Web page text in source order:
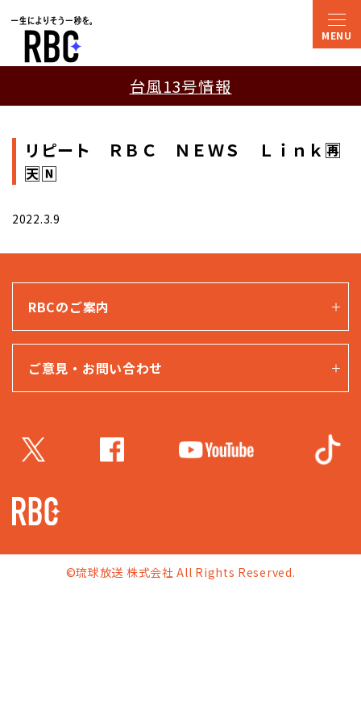
台風13号情報
リピート ＲＢＣ ＮＥＷＳ Ｌｉｎｋ🈞
🈗🄽
2022.3.9
RBCのご案内
ご意見・お問い合わせ
©琉球放送 株式会社 All Rights Reserved.